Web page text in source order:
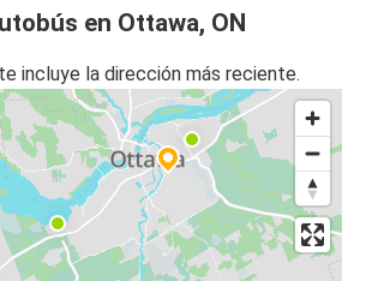
en Ottawa, ON
incluye la dirección más reciente.